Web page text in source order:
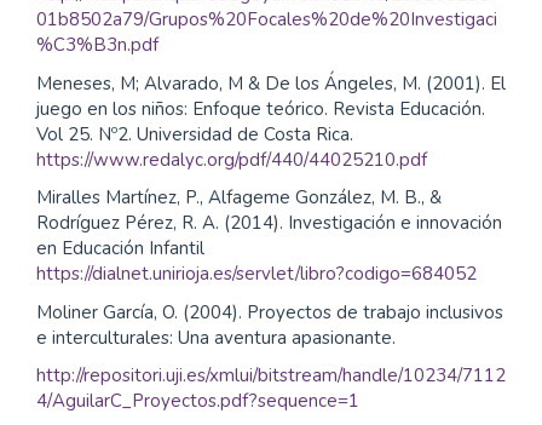
01b8502a79/Grupos%20Focales%20de%20Investigaci
%C3%B3n.pdf
Meneses, M; Alvarado, M & De los Ángeles, M. (2001). El
juego en los niños: Enfoque teórico. Revista Educación.
Vol 25. Nº2. Universidad de Costa Rica.
https://www.redalyc.org/pdf/440/44025210.pdf
Miralles Martínez, P., Alfageme González, M. B., &
Rodríguez Pérez, R. A. (2014). Investigación e innovación
en Educación Infantil
https://dialnet.unirioja.es/servlet/libro?codigo=684052
Moliner García, O. (2004). Proyectos de trabajo inclusivos
e interculturales: Una aventura apasionante.
http://repositori.uji.es/xmlui/bitstream/handle/10234/7112
4/AguilarC_Proyectos.pdf?sequence=1